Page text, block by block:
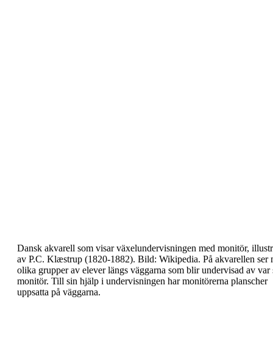
Dansk akvarell som visar växelundervisningen med monitör,
av P.C. Klæstrup (1820-1882). Bild: Wikipedia. På akvarellen ser
olika grupper av elever längs väggarna som blir undervisad av var
monitör. Till sin hjälp i undervisningen har monitörerna planscher
uppsatta på väggarna.